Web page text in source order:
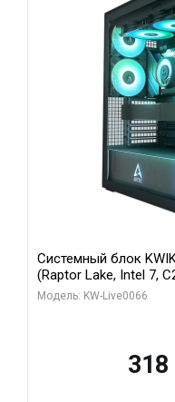
Системный блок
(Raptor Lake, Intel 7,
модуля)/ Gigabyte
Модель: KW-Live0066
318